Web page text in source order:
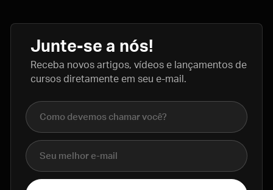
Junte-se a nós!
Receba novos artigos, vídeos e lançamentos de
cursos diretamente em seu e-mail.
Nome completo
E-mail